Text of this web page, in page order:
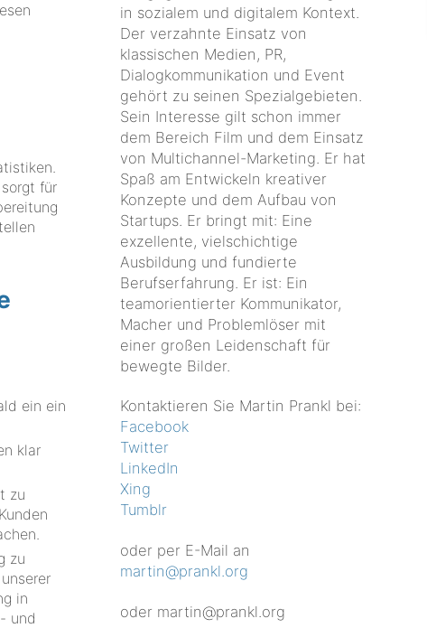
für
ein ein
klar
zu
zu
in
und
in sozialem und digitalem Kontext.
Der verzahnte Einsatz von
klassischen Medien, PR,
Dialogkommunikation und Event
gehört zu seinen Spezialgebieten.
Sein Interesse gilt schon immer
dem Bereich Film und dem Einsatz
von Multichannel-Marketing. Er hat
Spaß am Entwickeln kreativer
Konzepte und dem Aufbau von
Startups. Er bringt mit: Eine
exzellente, vielschichtige
Ausbildung und fundierte
Berufserfahrung. Er ist: Ein
teamorientierter Kommunikator,
Macher und Problemlöser mit
einer großen Leidenschaft für
bewegte Bilder.
Kontaktieren Sie Martin Prankl bei:
Facebook
Twitter
LinkedIn
Xing
Tumblr
oder per E-Mail an
martin@prankl.org
oder martin@prankl.org